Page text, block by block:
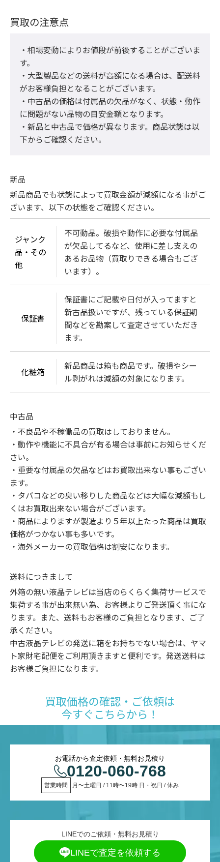
買取の注意点
・相場変動によりお値段が前後することがございま
す。
・大型製品などの送料が高額になる場合は、配送料
がお客様負担となることがございます。
・中古品の価格は付属品の欠品がなく、状態・動作
に問題がない品物の目安金額となります。
・新品と中古品で価格が異なります。商品状態は以
下からご確認ください。
新品
新品商品でも状態によって買取金額が減額になる事がご
ざいます、以下の状態をご確認ください。
ジャンク
品・その
他
不可動品。破損や動作に必要な付属品
が欠品してるなど、使用に差し支えの
あるお品物（買取りできる場合もござ
います）。
保証書
保証書にご記載や日付が入ってますと
新古品扱いですが、残っている保証期
間などを勘案して査定させていただき
ます。
化粧箱
新品商品は箱も商品です。破損やシー
ル剥がれは減額の対象になります。
中古品
・不良品や不稼働品の買取はしておりません。
・動作や機能に不具合が有る場合は事前にお知らせくだ
さい。
・重要な付属品の欠品などはお買取出来ない事もござい
ます。
・タバコなどの臭い移りした商品などは大幅な減額もし
くはお買取出来ない場合がございます。
・商品によりますが製造より５年以上たった商品は買取
価格がつかない事も多いです。
・海外メーカーの買取価格は割安になります。
送料につきまして
外箱の無い液晶テレビは当店のらくらく集荷サービスで
集荷する事が出来無い為、お客様よりご発送頂く事にな
ります。また、送料もお客様のご負担となります、ご了
承ください。
中古液晶テレビの発送に箱をお持ちでない場合は、ヤマ
ト家財宅配便をご利用頂きますと便利です。発送送料は
お客様ご負担になります。
買取価格の確認・ご依頼は
今すぐこちらから！
お電話から査定依頼・無料お見積り
0120-060-768
営業時間 月〜土曜日 / 11時〜19時 日・祝日 / 休み
LINEでのご依頼・無料お見積り
LINEで査定を依頼する